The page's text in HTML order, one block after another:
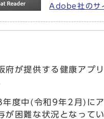
Adobe社のサ
府が提供する健康アプ
年度中(令和9年2月)に
が困難な状況となってい